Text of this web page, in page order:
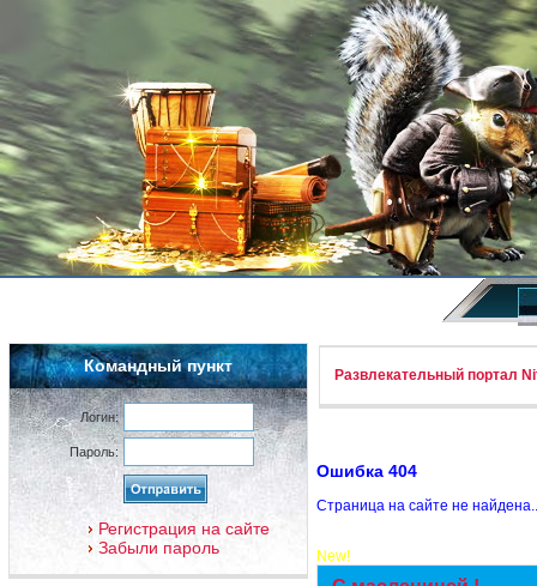
Командный пункт
Логин:
Пароль:
Регистрация на сайте
Забыли пароль
Развлекательный портал
Ошибка 404
Страница на сайте не
New!